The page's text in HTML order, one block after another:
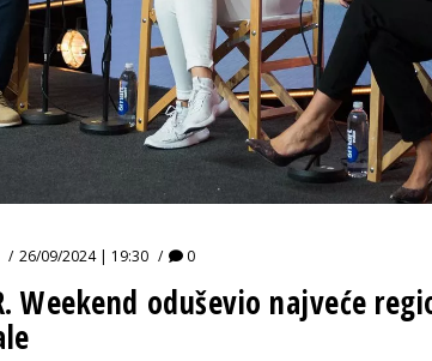
26/09/2024 | 19:30 0
Weekend oduševio najveće